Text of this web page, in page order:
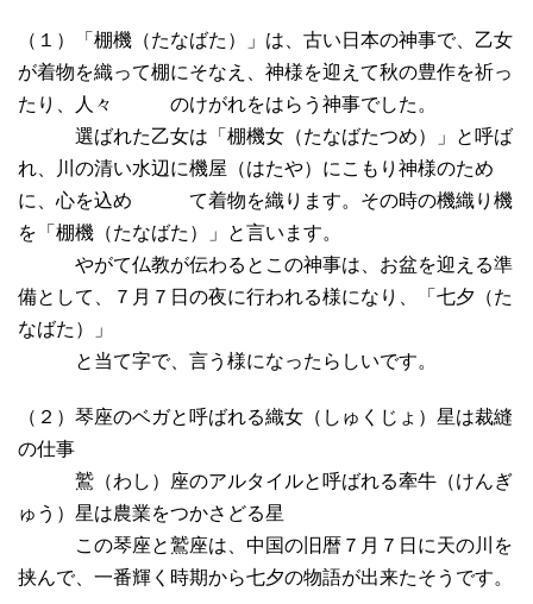
（１）「棚機（たなばた）」は、古い日本の神事で、乙女
が着物を織って棚にそなえ、神様を迎えて秋の豊作を祈っ
たり、人々 のけがれをはらう神事でした。
選ばれた乙女は「棚機女（たなばたつめ）」と呼ば
れ、川の清い水辺に機屋（はたや）にこもり神様のため
に、心を込め て着物を織ります。その時の機織り機
を「棚機（たなばた）」と言います。
やがて仏教が伝わるとこの神事は、お盆を迎える準
備として、７月７日の夜に行われる様になり、「七夕（た
なばた）」
と当て字で、言う様になったらしいです。
（２）琴座のベガと呼ばれる織女（しゅくじょ）星は裁縫
の仕事
鷲（わし）座のアルタイルと呼ばれる牽牛（けんぎ
ゅう）星は農業をつかさどる星
この琴座と鷲座は、中国の旧暦７月７日に天の川を
挟んで、一番輝く時期から七夕の物語が出来たそうです。